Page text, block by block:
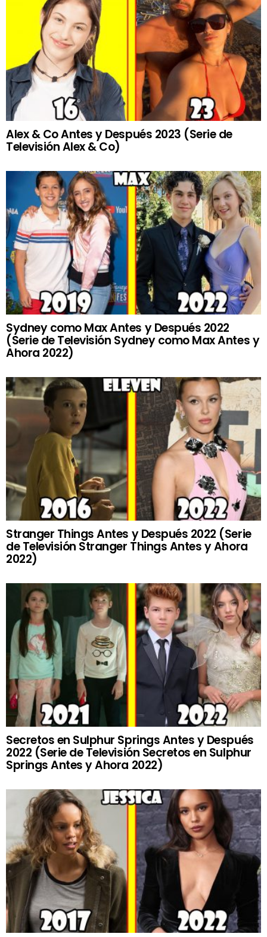
Alex & Co Antes y Después 2023 (Serie de
Televisión Alex & Co)
Sydney como Max Antes y Después 2022
(Serie de Televisión Sydney como Max Antes y
Ahora 2022)
Stranger Things Antes y Después 2022 (Serie
de Televisión Stranger Things Antes y Ahora
2022)
Secretos en Sulphur Springs Antes y Después
2022 (Serie de Televisión Secretos en Sulphur
Springs Antes y Ahora 2022)